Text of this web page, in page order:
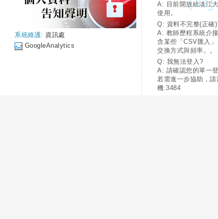
系統維護: 資訊處
GoogleAnalytics
A: 目前開放給淡江
使用。
Q: 資料不完整(正確
A: 教師歷程系統介
含某些「CSV匯入
交換方式與頻率。。
Q: 我無法登入?
A: 請確認您的單一
若需進一步協助，
機:3484